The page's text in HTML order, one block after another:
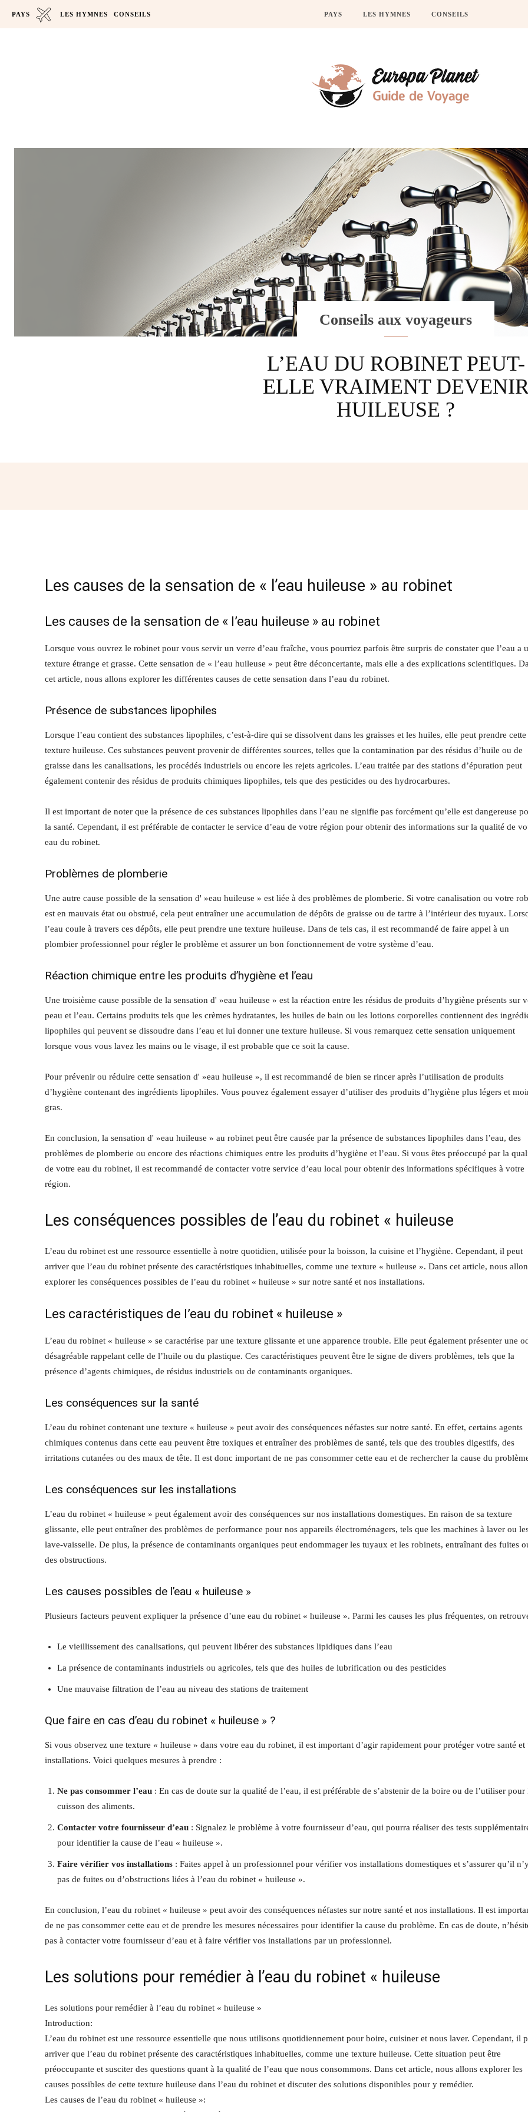
PAYS LES HYMNES CONSEILS PAYS LES HYMNES CONSEILS
Conseils aux voyageurs
L’EAU DU ROBINET PEUT-
ELLE VRAIMENT
HUILEUSE ?
Les causes de la sensation de « l’eau huileuse » au robinet
Les causes de la sensation de « l’eau huileuse » au robinet
Lorsque vous ouvrez le robinet pour vous servir un verre d’eau fraîche, vous pourriez parfois être surpris de constater que l’eau a
texture étrange et grasse. Cette sensation de « l’eau huileuse » peut être déconcertante, mais elle a des explications scientifiques.
cet article, nous allons explorer les différentes causes de cette sensation dans l’eau du robinet.
Présence de substances lipophiles
Lorsque l’eau contient des substances lipophiles, c’est-à-dire qui se dissolvent dans les graisses et les huiles, elle peut prendre cette
texture huileuse. Ces substances peuvent provenir de différentes sources, telles que la contamination par des résidus d’huile ou de
graisse dans les canalisations, les procédés industriels ou encore les rejets agricoles. L’eau traitée par des stations d’épuration peut
également contenir des résidus de produits chimiques lipophiles, tels que des pesticides ou des hydrocarbures.
Il est important de noter que la présence de ces substances lipophiles dans l’eau ne signifie pas forcément qu’elle est dangereuse
la santé. Cependant, il est préférable de contacter le service d’eau de votre région pour obtenir des informations sur la qualité de
eau du robinet.
Problèmes de plomberie
Une autre cause possible de la sensation d' »eau huileuse » est liée à des problèmes de plomberie. Si votre canalisation ou votre
est en mauvais état ou obstrué, cela peut entraîner une accumulation de dépôts de graisse ou de tartre à l’intérieur des tuyaux.
l’eau coule à travers ces dépôts, elle peut prendre une texture huileuse. Dans de tels cas, il est recommandé de faire appel à un
plombier professionnel pour régler le problème et assurer un bon fonctionnement de votre système d’eau.
Réaction chimique entre les produits d’hygiène et l’eau
Une troisième cause possible de la sensation d' »eau huileuse » est la réaction entre les résidus de produits d’hygiène présents sur
peau et l’eau. Certains produits tels que les crèmes hydratantes, les huiles de bain ou les lotions corporelles contiennent des
lipophiles qui peuvent se dissoudre dans l’eau et lui donner une texture huileuse. Si vous remarquez cette sensation uniquement
lorsque vous vous lavez les mains ou le visage, il est probable que ce soit la cause.
Pour prévenir ou réduire cette sensation d' »eau huileuse », il est recommandé de bien se rincer après l’utilisation de produits
d’hygiène contenant des ingrédients lipophiles. Vous pouvez également essayer d’utiliser des produits d’hygiène plus légers et
gras.
En conclusion, la sensation d' »eau huileuse » au robinet peut être causée par la présence de substances lipophiles dans l’eau, des
problèmes de plomberie ou encore des réactions chimiques entre les produits d’hygiène et l’eau. Si vous êtes préoccupé par la
de votre eau du robinet, il est recommandé de contacter votre service d’eau local pour obtenir des informations spécifiques à votre
région.
Les conséquences possibles de l’eau du robinet « huileuse
L’eau du robinet est une ressource essentielle à notre quotidien, utilisée pour la boisson, la cuisine et l’hygiène. Cependant, il peut
arriver que l’eau du robinet présente des caractéristiques inhabituelles, comme une texture « huileuse ». Dans cet article, nous
explorer les conséquences possibles de l’eau du robinet « huileuse » sur notre santé et nos installations.
Les caractéristiques de l’eau du robinet « huileuse »
L’eau du robinet « huileuse » se caractérise par une texture glissante et une apparence trouble. Elle peut également présenter une
désagréable rappelant celle de l’huile ou du plastique. Ces caractéristiques peuvent être le signe de divers problèmes, tels que la
présence d’agents chimiques, de résidus industriels ou de contaminants organiques.
Les conséquences sur la santé
L’eau du robinet contenant une texture « huileuse » peut avoir des conséquences néfastes sur notre santé. En effet, certains agents
chimiques contenus dans cette eau peuvent être toxiques et entraîner des problèmes de santé, tels que des troubles digestifs, des
irritations cutanées ou des maux de tête. Il est donc important de ne pas consommer cette eau et de rechercher la cause du
Les conséquences sur les installations
L’eau du robinet « huileuse » peut également avoir des conséquences sur nos installations domestiques. En raison de sa texture
glissante, elle peut entraîner des problèmes de performance pour nos appareils électroménagers, tels que les machines à laver ou
lave-vaisselle. De plus, la présence de contaminants organiques peut endommager les tuyaux et les robinets, entraînant des fuites
des obstructions.
Les causes possibles de l’eau « huileuse »
Plusieurs facteurs peuvent expliquer la présence d’une eau du robinet « huileuse ». Parmi les causes les plus fréquentes, on
Le vieillissement des canalisations, qui peuvent libérer des substances lipidiques dans l’eau
La présence de contaminants industriels ou agricoles, tels que des huiles de lubrification ou des pesticides
Une mauvaise filtration de l’eau au niveau des stations de traitement
Que faire en cas d’eau du robinet « huileuse » ?
Si vous observez une texture « huileuse » dans votre eau du robinet, il est important d’agir rapidement pour protéger votre santé et
installations. Voici quelques mesures à prendre :
Ne pas consommer l’eau : En cas de doute sur la qualité de l’eau, il est préférable de s’abstenir de la boire ou de l’utiliser pour
cuisson des aliments.
Contacter votre fournisseur d’eau : Signalez le problème à votre fournisseur d’eau, qui pourra réaliser des tests
pour identifier la cause de l’eau « huileuse ».
Faire vérifier vos installations : Faites appel à un professionnel pour vérifier vos installations domestiques et s’assurer qu’il
pas de fuites ou d’obstructions liées à l’eau du robinet « huileuse ».
En conclusion, l’eau du robinet « huileuse » peut avoir des conséquences néfastes sur notre santé et nos installations. Il est
de ne pas consommer cette eau et de prendre les mesures nécessaires pour identifier la cause du problème. En cas de doute,
pas à contacter votre fournisseur d’eau et à faire vérifier vos installations par un professionnel.
Les solutions pour remédier à l’eau du robinet « huileuse
Les solutions pour remédier à l’eau du robinet « huileuse »
Introduction:
L’eau du robinet est une ressource essentielle que nous utilisons quotidiennement pour boire, cuisiner et nous laver. Cependant, il
arriver que l’eau du robinet présente des caractéristiques inhabituelles, comme une texture huileuse. Cette situation peut être
préoccupante et susciter des questions quant à la qualité de l’eau que nous consommons. Dans cet article, nous allons explorer les
causes possibles de cette texture huileuse dans l’eau du robinet et discuter des solutions disponibles pour y remédier.
Les causes de l’eau du robinet « huileuse »: